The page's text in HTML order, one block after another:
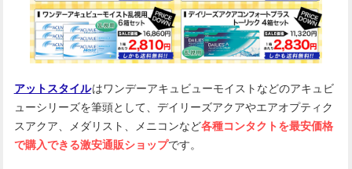
アットスタイルはワンデーアキュビューモイストなどのアキュビ
ューシリーズを筆頭として、デイリーズアクアやエアオプティク
スアクア、メダリスト、メニコンなど各種コンタクトを最安価格
で購入できる激安通販ショップです。